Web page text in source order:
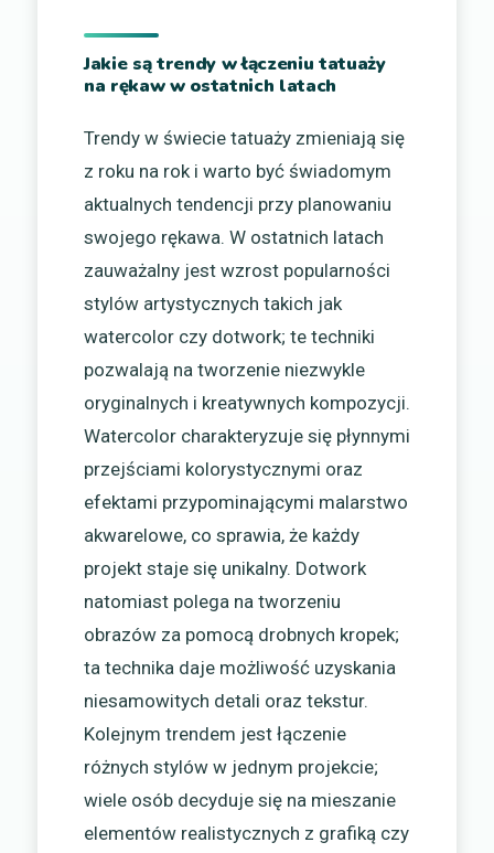
Jakie są trendy w łączeniu tatuaży
na rękaw w ostatnich latach
Trendy w świecie tatuaży zmieniają się
z roku na rok i warto być świadomym
aktualnych tendencji przy planowaniu
swojego rękawa. W ostatnich latach
zauważalny jest wzrost popularności
stylów artystycznych takich jak
watercolor czy dotwork; te techniki
pozwalają na tworzenie niezwykle
oryginalnych i kreatywnych kompozycji.
Watercolor charakteryzuje się płynnymi
przejściami kolorystycznymi oraz
efektami przypominającymi malarstwo
akwarelowe, co sprawia, że każdy
projekt staje się unikalny. Dotwork
natomiast polega na tworzeniu
obrazów za pomocą drobnych kropek;
ta technika daje możliwość uzyskania
niesamowitych detali oraz tekstur.
Kolejnym trendem jest łączenie
różnych stylów w jednym projekcie;
wiele osób decyduje się na mieszanie
elementów realistycznych z grafiką czy